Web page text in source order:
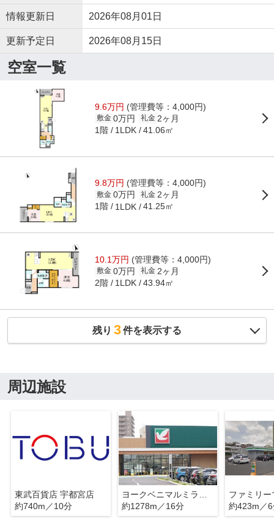
情報更新日 2026年08月01日
更新予定日 2026年08月15日
空室一覧
9.6万円 (管理費等：4,000円)
敷金 0万円 礼金 2ヶ月
1階 1LDK 41.06㎡
9.8万円 (管理費等：4,000円)
敷金 0万円 礼金 2ヶ月
1階 1LDK 41.25㎡
10.1万円 (管理費等：4,000円)
敷金 0万円 礼金 2ヶ月
2階 1LDK 43.94㎡
残り 3件を表示する
周辺施設
東武百貨店 宇都宮店
約740m／10分
約1278m／16分
約423m／